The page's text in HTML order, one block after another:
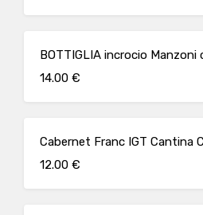
BOTTIGLIA incrocio
14.00 €
Cabernet Franc IGT Cantina
12.00 €